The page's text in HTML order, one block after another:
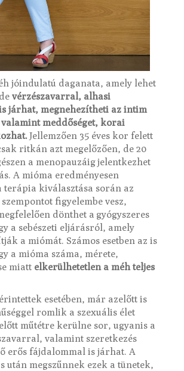
jóindulatú daganata, amely lehet
vérzészavarral, alhasi
járhat, megnehezítheti az intim
meddőséget, korai
Jellemzően 35 éves kor felett
ritkán azt megelőzően, de 20
a menopauzáig jelentkezhet
A mióma eredményesen
terápia kiválasztása során az
figyelembe vesz,
dönthet a gyógyszeres
a sebészeti eljárásról, amely
a miómát. Számos esetben az is
a mióma száma, mérete,
miatt elkerülhetetlen a méh teljes
esetében, már azelőtt is
romlik a szexuális élet
műtétre kerülne sor, ugyanis a
valamint szeretkezés
erős fájdalommal is járhat. A
után megszűnnek ezek a tünetek,